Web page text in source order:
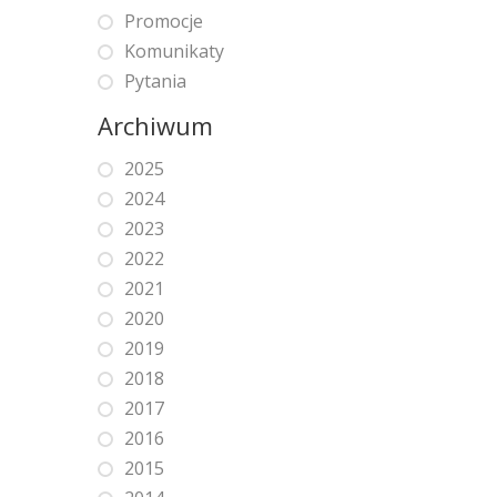
Promocje
Komunikaty
Pytania
Archiwum
2025
2024
2023
2022
2021
2020
2019
2018
2017
2016
2015